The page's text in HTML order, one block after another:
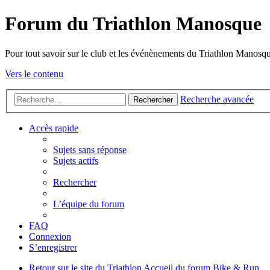
Forum du Triathlon Manosque
Pour tout savoir sur le club et les événènements du Triathlon
Vers le contenu
Rechercher Recherche avancée
Accès rapide
Sujets sans réponse
Sujets actifs
Rechercher
L’équipe du forum
FAQ
Connexion
S’enregistrer